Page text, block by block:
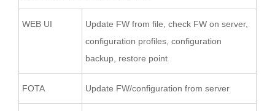
WEB UI
Update FW from file, check FW on server,
configuration profiles, configuration
backup, restore point
FOTA Update FW/configuration from server